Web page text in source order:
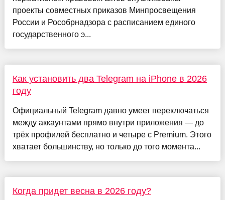
проекты совместных приказов Минпросвещения
России и Рособрнадзора с расписанием единого
государственного э...
Как установить два Telegram на iPhone в 2026
году
Официальный Telegram давно умеет переключаться
между аккаунтами прямо внутри приложения — до
трёх профилей бесплатно и четыре с Premium. Этого
хватает большинству, но только до того момента...
Когда придет весна в 2026 году?